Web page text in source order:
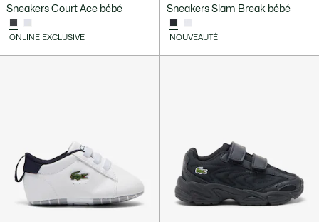
Sneakers Court Ace bébé
ONLINE EXCLUSIVE
Sneakers Slam Break bébé
NOUVEAUTÉ